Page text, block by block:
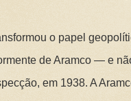
o papel
de Aramco — e
em 1938. A